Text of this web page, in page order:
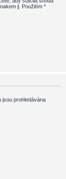
| . Použitím *
jsou prohledávána